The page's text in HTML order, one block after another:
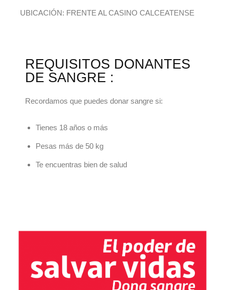
UBICACIÓN: FRENTE AL CASINO CALCEATENSE
REQUISITOS DONANTES
DE SANGRE :
Recordamos que puedes donar sangre si:
Tienes 18 años o más
Pesas más de 50 kg
Te encuentras bien de salud